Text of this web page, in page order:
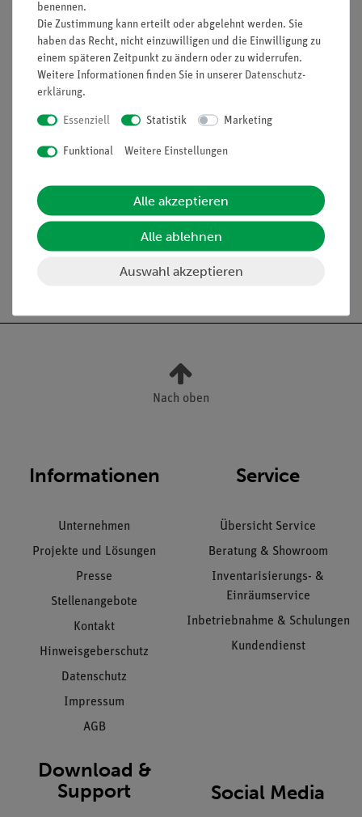
Quecksilber-Erz: Cassiterit
Antimon-Erz: Zinnober
Silizium-Erze: Antimonit, Quarz
Ausstattung und technische Daten
Format der Stücke ca. 45 x 60 mm
Maße (mm): 260 x 495
Versandkostenfrei ab 300,- €
Nach oben
Informationen
Unternehmen
Projekte und Lösungen
Presse
Stellenangebote
Kontakt
Hinweisgeberschutz
Datenschutz
Impressum
AGB
Service
Übersicht Service
Beratung & Showroom
Inventarisierungs- &
Einräumservice
Inbetriebnahme & Schulungen
Kundendienst
Download &
Support
Social Media
benennen.
Die Zustimmung kann erteilt oder abgelehnt werden. Sie
haben das Recht, nicht einzuwilligen und die Einwilligung zu
einem späteren Zeitpunkt zu ändern oder zu widerrufen.
Weitere Informationen finden Sie in unserer Daten­schutz­
erklärung.
Essenziell Statistik Marketing
Funktional Weitere Einstellungen
Alle akzeptieren
Alle ablehnen
Auswahl akzeptieren